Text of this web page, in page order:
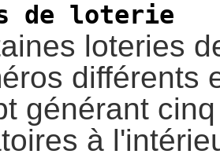
de loterie
loteries
différents
générant
à